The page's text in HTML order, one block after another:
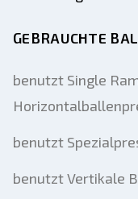
GEBRAUCHTE
benutzt Single
benutzt
benutzt Vertikale